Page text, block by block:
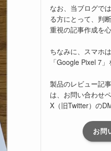
なお、当ブログで
る方にとって、判
重視の記事作成を
ちなみに、スマホ
「Google Pixel 7」
製品のレビュー記
は、お問い合わせ
X（旧Twitter）の
お問